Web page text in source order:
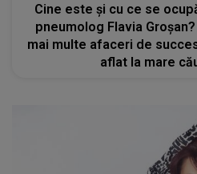
Cine este și cu ce se
pneumolog Flavia
mai multe afaceri de
aflat la mare